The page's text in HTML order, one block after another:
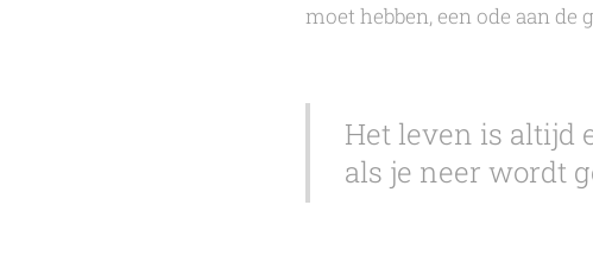
moet hebben, een ode aan
Het leven is altijd
als je neer wordt